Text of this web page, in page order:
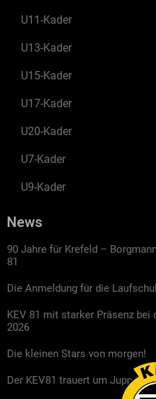
U11-Kader
U13-Kader
U15-Kader
U17-Kader
U20-Kader
U7-Kader
U9-Kader
News
90 Jahre für Krefeld –
81
Die Anmeldung für die
KEV 81 mit starker Präsenz bei
2026
Die kleinen Stars von morgen!
Der KEV81 trauert um Jupp